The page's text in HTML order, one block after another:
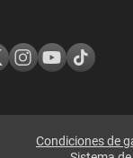
Condiciones de